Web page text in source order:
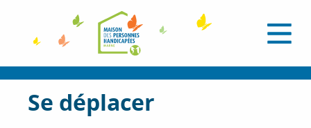
O
v
i
Se déplacer